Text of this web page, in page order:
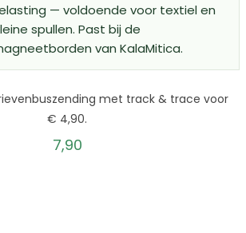
— voldoende voor textiel en
spullen. Past bij de
van KalaMitica.
met track & trace voor
€ 4,90.
7,90